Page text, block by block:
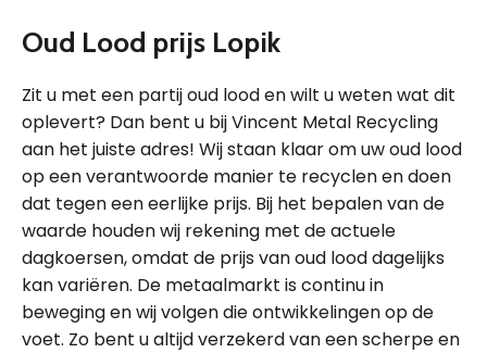
Oud Lood prijs Lopik
Zit u met een partij oud lood en wilt u weten wat dit
oplevert? Dan bent u bij Vincent Metal Recycling
aan het juiste adres! Wij staan klaar om uw oud lood
op een verantwoorde manier te recyclen en doen
dat tegen een eerlijke prijs. Bij het bepalen van de
waarde houden wij rekening met de actuele
dagkoersen, omdat de prijs van oud lood dagelijks
kan variëren. De metaalmarkt is continu in
beweging en wij volgen die ontwikkelingen op de
voet. Zo bent u altijd verzekerd van een scherpe en